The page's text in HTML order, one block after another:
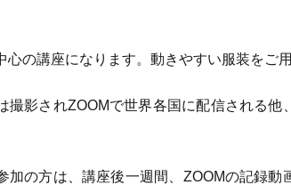
の講座になります。動きやすい服装をご
撮影されZOOMで世界各国に配信される他
加の方は、講座後一週間、ZOOMの記録